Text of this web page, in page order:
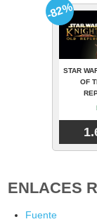
STAR
OF
-82%
ENLACES
Fuente